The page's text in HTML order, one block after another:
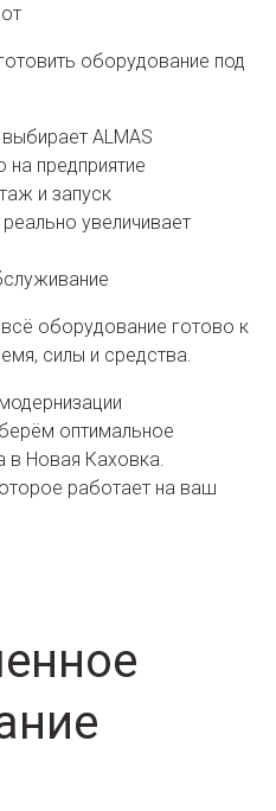
оборудование под
ALMAS
предприятие
и запуск
увеличивает
оборудование готово к
силы и средства.
оптимальное
в Новая Каховка.
работает на ваш